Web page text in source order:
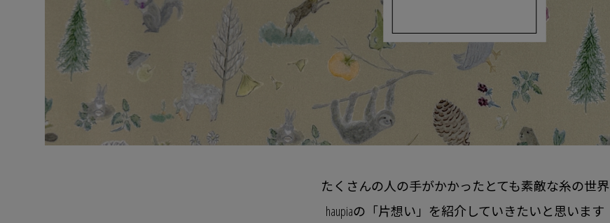
たくさんの人の手がかかったとても素敵な糸の世界
haupiaの「片想い」を紹介していきたいと思います